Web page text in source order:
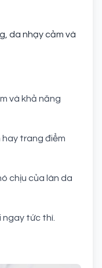
da nhạy cảm và
và khả năng
hay trang điểm
chịu của làn da
ngay tức thì.